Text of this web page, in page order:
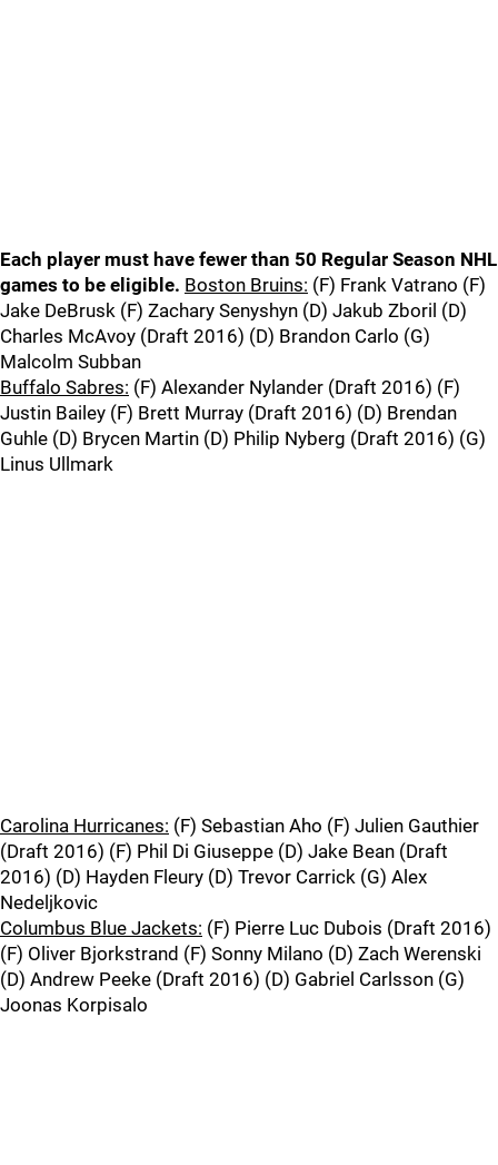
Each player must have fewer than 50 Regular Season NHL
games to be eligible. Boston Bruins: (F) Frank Vatrano (F)
Jake DeBrusk (F) Zachary Senyshyn (D) Jakub Zboril (D)
Charles McAvoy (Draft 2016) (D) Brandon Carlo (G)
Malcolm Subban
Buffalo Sabres: (F) Alexander Nylander (Draft 2016) (F)
Justin Bailey (F) Brett Murray (Draft 2016) (D) Brendan
Guhle (D) Brycen Martin (D) Philip Nyberg (Draft 2016) (G)
Linus Ullmark
Carolina Hurricanes: (F) Sebastian Aho (F) Julien Gauthier
(Draft 2016) (F) Phil Di Giuseppe (D) Jake Bean (Draft
2016) (D) Hayden Fleury (D) Trevor Carrick (G) Alex
Nedeljkovic
Columbus Blue Jackets: (F) Pierre Luc Dubois (Draft 2016)
(F) Oliver Bjorkstrand (F) Sonny Milano (D) Zach Werenski
(D) Andrew Peeke (Draft 2016) (D) Gabriel Carlsson (G)
Joonas Korpisalo